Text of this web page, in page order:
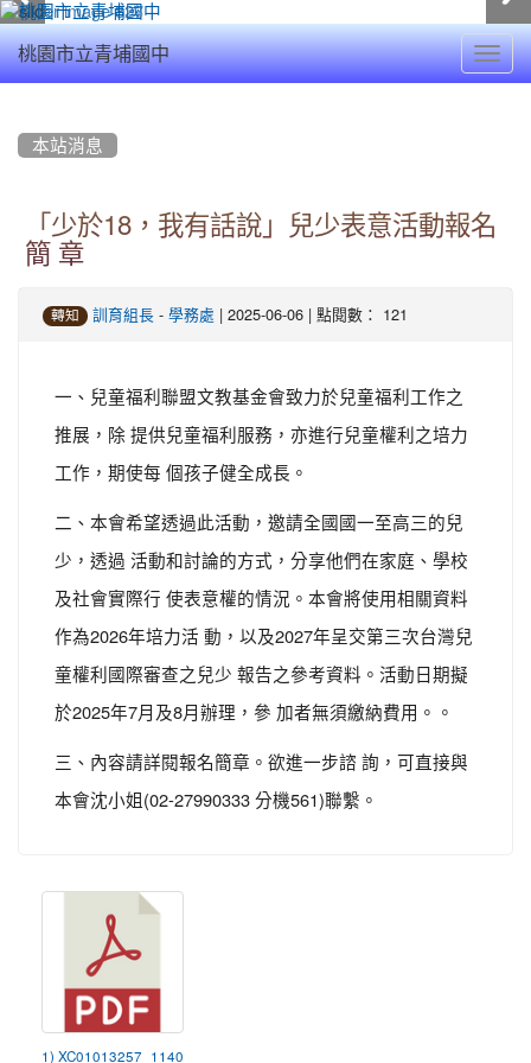
桃園市立青埔國中
本站消息
「少於18，我有話說」兒少表意活動報名
簡 章
轉知 訓育組長 - 學務處 | 2025-06-06 | 點閱數： 121
一、兒童福利聯盟文教基金會致力於兒童福利工作之
推展，除 提供兒童福利服務，亦進行兒童權利之培力
工作，期使每 個孩子健全成長。
二、本會希望透過此活動，邀請全國國一至高三的兒
少，透過 活動和討論的方式，分享他們在家庭、學校
及社會實際行 使表意權的情況。本會將使用相關資料
作為2026年培力活 動，以及2027年呈交第三次台灣兒
童權利國際審查之兒少 報告之參考資料。活動日期擬
於2025年7月及8月辦理，參 加者無須繳納費用。。
三、內容請詳閱報名簡章。欲進一步諮 詢，可直接與
本會沈小姐(02-27990333 分機561)聯繫。
1) XC01013257_1140